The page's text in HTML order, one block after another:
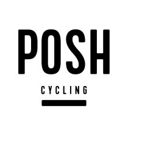
Inhalt
springen